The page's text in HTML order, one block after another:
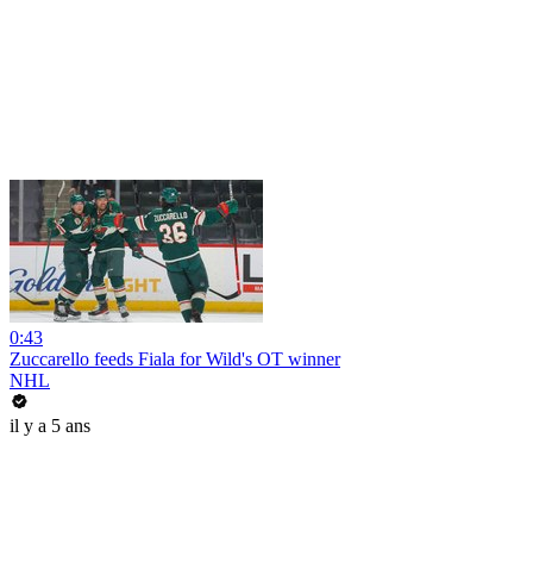
0:43
Zuccarello feeds Fiala for Wild's OT winner
NHL
il y a 5 ans